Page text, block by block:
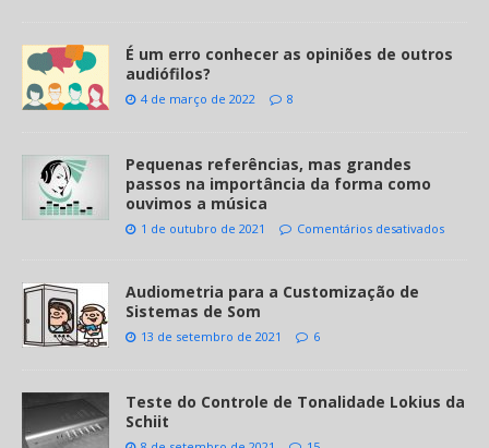
É um erro conhecer as opiniões de outros
audiófilos?
4 de março de 2022 8
Pequenas referências, mas grandes
passos na importância da forma como
ouvimos a música
1 de outubro de 2021 Comentários desativados
Audiometria para a Customização de
Sistemas de Som
13 de setembro de 2021 6
Teste do Controle de Tonalidade Lokius da
Schiit